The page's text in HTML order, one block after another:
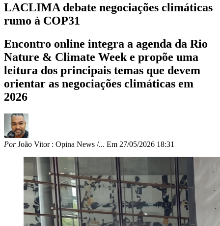
LACLIMA debate negociações climáticas
rumo à COP31
Encontro online integra a agenda da Rio
Nature & Climate Week e propõe uma
leitura dos principais temas que devem
orientar as negociações climáticas em
2026
PorJoão Vitor : Opina News /... Em 27/05/2026 18:31